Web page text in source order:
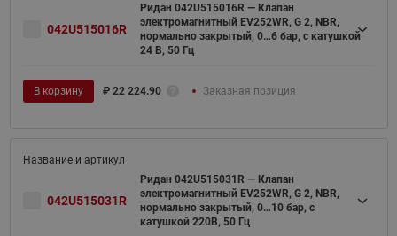
042U515016R
Ридан 042U515016R — Клапан
электромагнитный EV252WR, G 2, NBR,
нормально закрытый, 0…6 бар, с катушкой
24 В, 50 Гц
В корзину ₽ 22 224.90 Заказная позиция
042U515031R
Ридан 042U515031R — Клапан
электромагнитный EV252WR, G 2, NBR,
нормально закрытый, 0…10 бар, с
катушкой 220В, 50 Гц